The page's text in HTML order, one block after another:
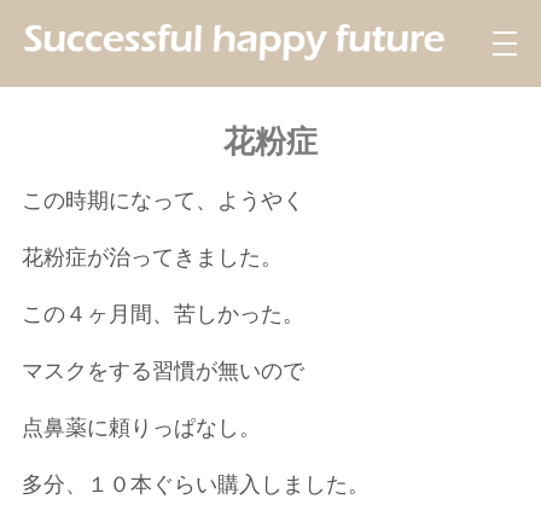
花粉症
この時期になって、ようやく
花粉症が治ってきました。
この４ヶ月間、苦しかった。
マスクをする習慣が無いので
点鼻薬に頼りっぱなし。
多分、１０本ぐらい購入しました。